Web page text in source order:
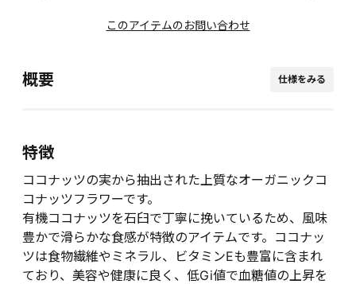
このアイテムのお問い合わせ
概要 仕様をみる
特徴
ココナッツの実から抽出された上質なオーガニックコ
コナッツフラワーです。
有機ココナッツを石臼で丁寧に挽いているため、風味
豊かで滑らかな食感が特徴のアイテムです。ココナッ
ツは食物繊維やミネラル、ビタミンEも豊富に含まれ
ており、美容や健康に良く、低Gi値で血糖値の上昇を